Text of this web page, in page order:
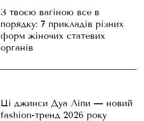
З твоєю вагіною все в
порядку: 7 прикладів різних
форм жіночих статевих
органів
Ці джинси Дуа Ліпи — новий
fashion-тренд 2026 року